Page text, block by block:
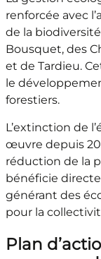
renforcée avec
de la
Bousquet, des
et de Tardieu.
le
forestiers.
L’extinction de
œuvre depuis
réduction de la
bénéficie
générant des
pour la
Plan